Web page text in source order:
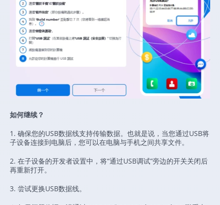
如何继续？
1. 确保您的USB数据线支持传输数据。也就是说，当您通过USB将
子设备连接到电脑后，您可以在电脑与手机之间共享文件。
2. 在子设备的开发者设置中，将“通过USB调试”旁边的开关关闭后
再重新打开。
3. 尝试更换USB数据线。